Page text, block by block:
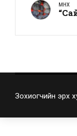
ӨМНӨХ
Зохиогчийн эрх